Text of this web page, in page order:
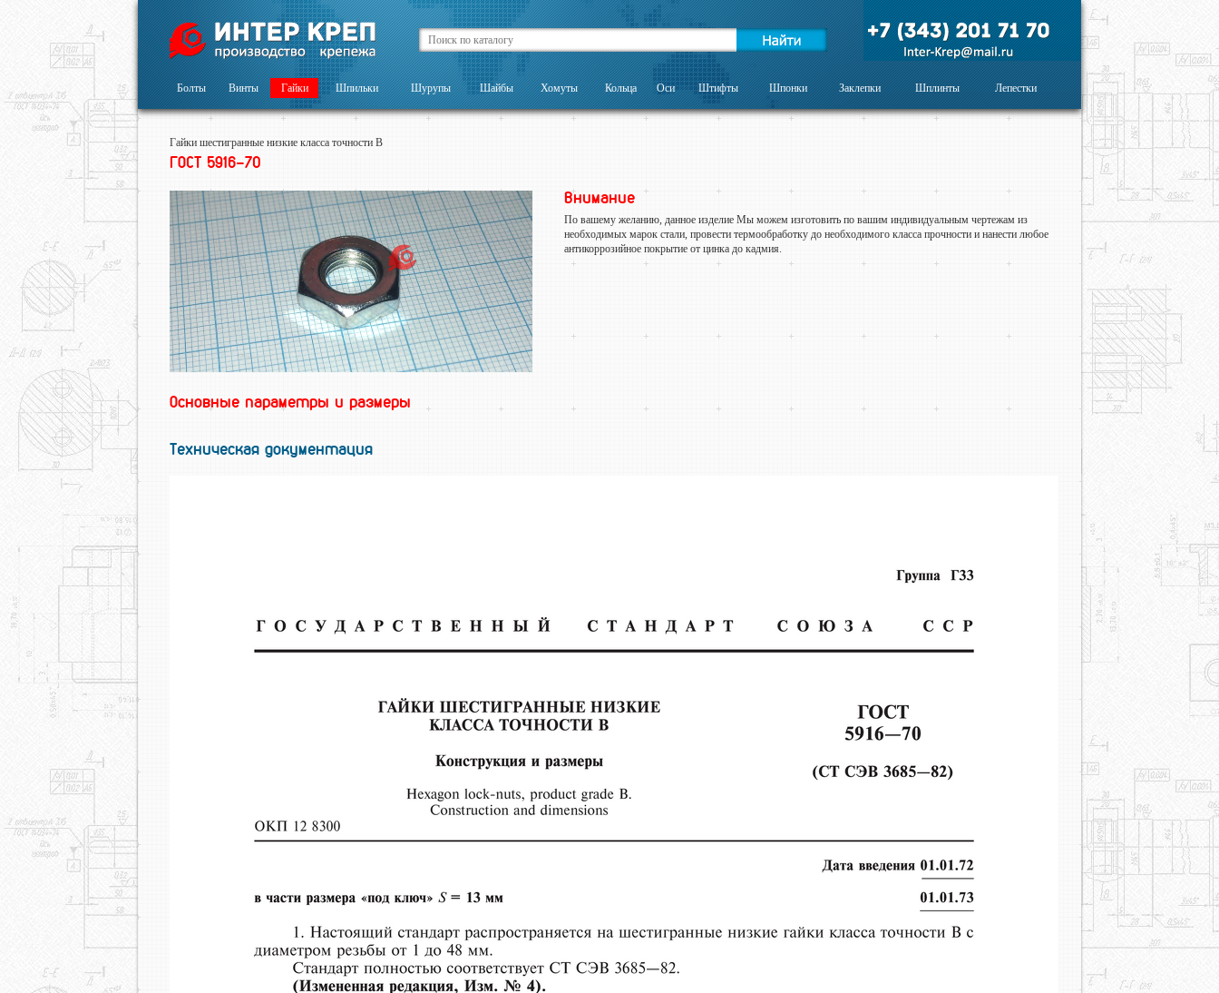
Болты Винты Гайки Шпильки Шурупы Шайбы Хомуты Кольца Оси Штифты Шпонки Заклепки Шплинты Лепестки
Гайки шестигранные низкие класса точности В
ГОСТ 5916-70
Внимание
По вашему желанию, данное изделие Мы можем изготовить по вашим индивидуальным чертежам из
необходимых марок стали, провести термообработку до необходимого класса прочности и нанести любое
антикоррозийное покрытие от цинка до кадмия.
Основные параметры и размеры
Техническая документация